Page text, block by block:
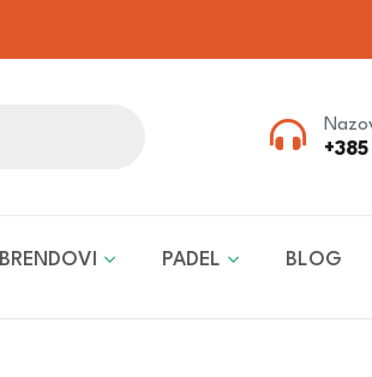
BRENDOVI PADEL BLOG